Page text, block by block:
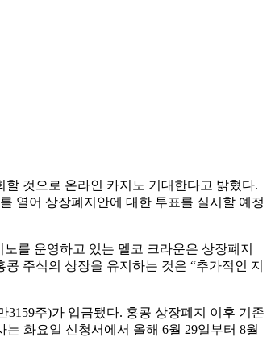
할 것으로 온라인 카지노 기대한다고 밝혔다.
열어 상장폐지안에 대한 투표를 실시할 예정
를 운영하고 있는 멜코 크라운은 상장폐지
주식의 상장을 유지하는 것은 “추가적인 지
3159주)가 입금됐다. 홍콩 상장폐지 이후 기존
화요일 신청서에서 올해 6월 29일부터 8월